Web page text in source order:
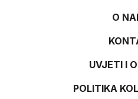
O
UVJETI I
POLITIKA